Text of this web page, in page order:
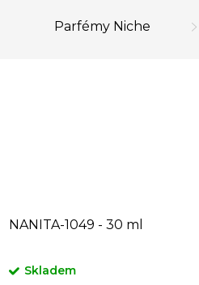
Parfémy Niche
NANITA-1049 - 30 ml
Skladem